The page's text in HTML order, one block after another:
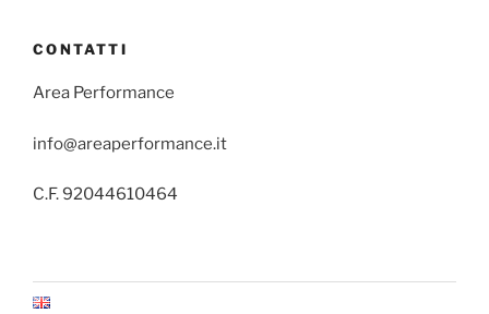
CONTATTI
Area Performance
info@areaperformance.it
C.F. 92044610464